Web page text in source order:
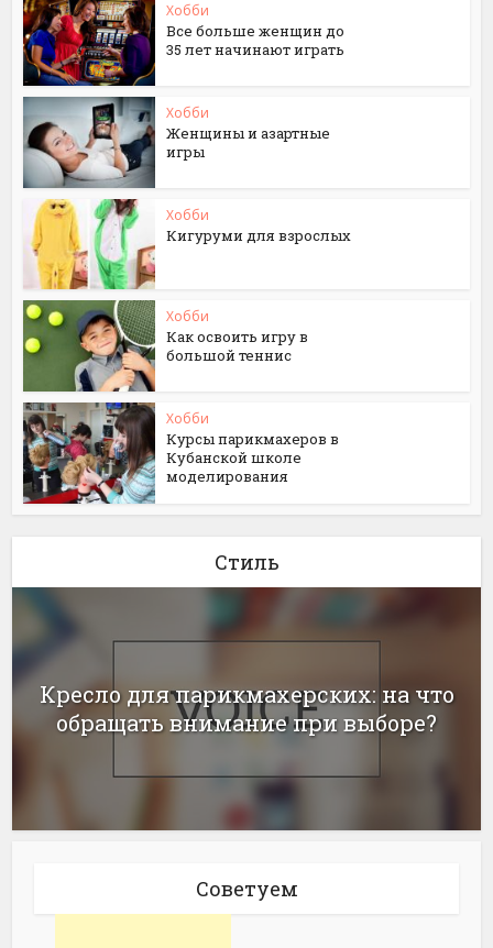
Хобби
Все больше женщин до
35 лет начинают играть
Хобби
Женщины и азартные
игры
Хобби
Кигуруми для взрослых
Хобби
Как освоить игру в
большой теннис
Хобби
Курсы парикмахеров в
Кубанской школе
моделирования
Стиль
Кресло для парикмахерских: на что
обращать внимание при выборе?
Советуем